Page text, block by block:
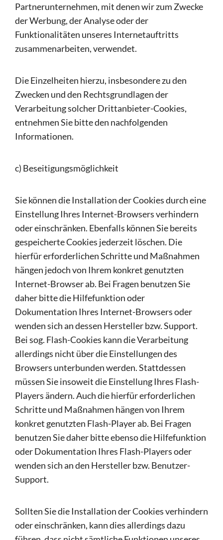
Partnerunternehmen, mit denen wir zum Zwecke
der Werbung, der Analyse oder der
Funktionalitäten unseres Internetauftritts
zusammenarbeiten, verwendet.
Die Einzelheiten hierzu, insbesondere zu den
Zwecken und den Rechtsgrundlagen der
Verarbeitung solcher Drittanbieter-Cookies,
entnehmen Sie bitte den nachfolgenden
Informationen.
c) Beseitigungsmöglichkeit
Sie können die Installation der Cookies durch eine
Einstellung Ihres Internet-Browsers verhindern
oder einschränken. Ebenfalls können Sie bereits
gespeicherte Cookies jederzeit löschen. Die
hierfür erforderlichen Schritte und Maßnahmen
hängen jedoch von Ihrem konkret genutzten
Internet-Browser ab. Bei Fragen benutzen Sie
daher bitte die Hilfefunktion oder
Dokumentation Ihres Internet-Browsers oder
wenden sich an dessen Hersteller bzw. Support.
Bei sog. Flash-Cookies kann die Verarbeitung
allerdings nicht über die Einstellungen des
Browsers unterbunden werden. Stattdessen
müssen Sie insoweit die Einstellung Ihres Flash-
Players ändern. Auch die hierfür erforderlichen
Schritte und Maßnahmen hängen von Ihrem
konkret genutzten Flash-Player ab. Bei Fragen
benutzen Sie daher bitte ebenso die Hilfefunktion
oder Dokumentation Ihres Flash-Players oder
wenden sich an den Hersteller bzw. Benutzer-
Support.
Sollten Sie die Installation der Cookies verhindern
oder einschränken, kann dies allerdings dazu